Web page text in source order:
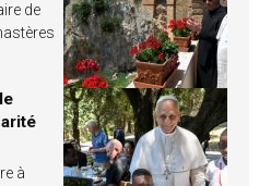
de
à